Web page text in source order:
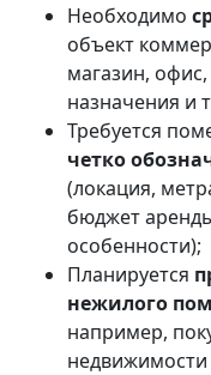
Необходимо
объект
магазин,
назначения и
Требуется
четко
(локация,
бюджет
особенности);
Планируется
нежилого
например,